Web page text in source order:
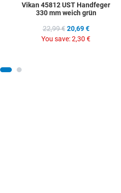
Vikan 45812 UST Handfeger
330 mm weich grün
22,99 € 20,69 €
You save:2,30 €